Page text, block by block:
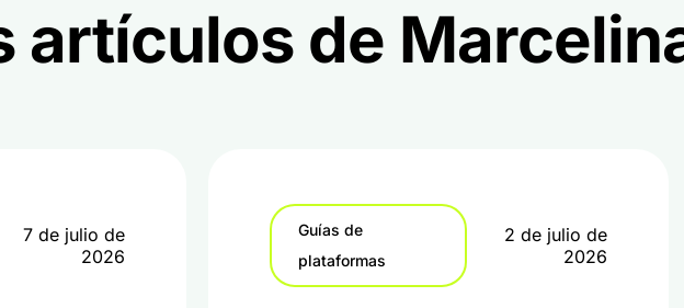
artículos de
7 de julio de
2026
Guías de
plataformas
2 de julio de
2026